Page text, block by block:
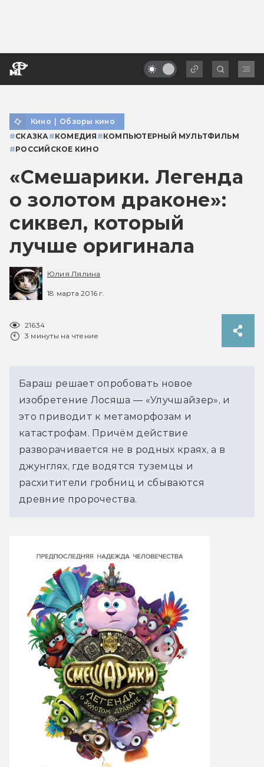
Кино | Обзоры кино
#СКАЗКА #КОМЕДИЯ #КОМПЬЮТЕРНЫЙ МУЛЬТФИЛЬМ
#РОССИЙСКОЕ КИНО
«Смешарики. Легенда
о золотом драконе»:
сиквел, который
лучше оригинала
Юлия Лялина
18 марта 2016 г.
21634
3 минуты на чтение
Бараш решает опробовать новое
изобретение Лосяша — «Улучшайзер», и
это приводит к метаморфозам и
катастрофам. Причём действие
разворачивается не в родных краях, а в
джунглях, где водятся туземцы и
расхитители гробниц и сбываются
древние пророчества.